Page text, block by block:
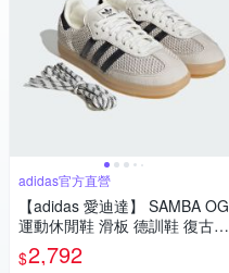
adidas官方直營
【adidas 愛迪達】 SAMBA OG
運動休閒鞋 滑板 德訓鞋 復古
女鞋 - Originals IH4003
$2,792